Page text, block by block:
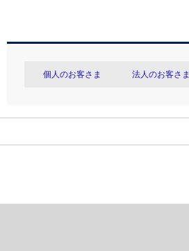
個人のお客さま 法人のお客さま